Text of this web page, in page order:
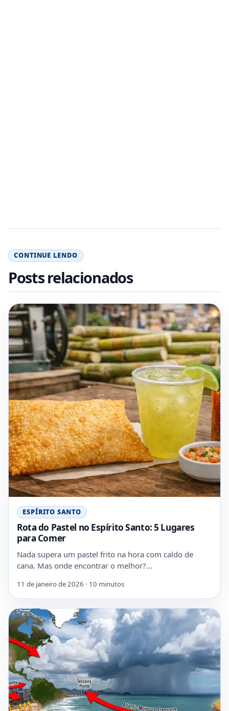
CONTINUE LENDO
Posts relacionados
ESPÍRITO SANTO
Rota do Pastel no Espírito Santo: 5 Lugares
para Comer
Nada supera um pastel frito na hora com caldo de
cana. Mas onde encontrar o melhor?…
11 de janeiro de 2026 · 10 minutos